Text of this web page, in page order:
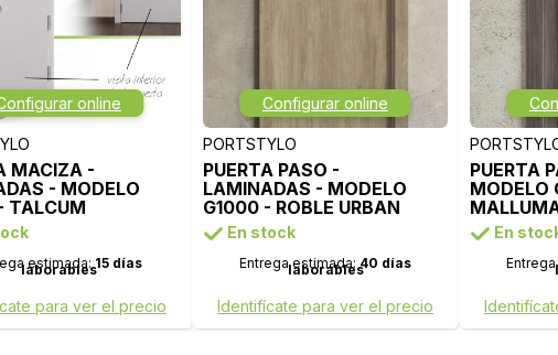
online
MACIZA -
- MODELO
TALCUM
estimada:15 días
laborables
para ver el precio
Configurar online
PORTSTYLO
PUERTA PASO -
LAMINADAS - MODELO
G1000 - ROBLE URBAN
En stock
Entrega estimada:40 días
laborables
Identifícate para ver el precio
PUERTA
MODELO
En